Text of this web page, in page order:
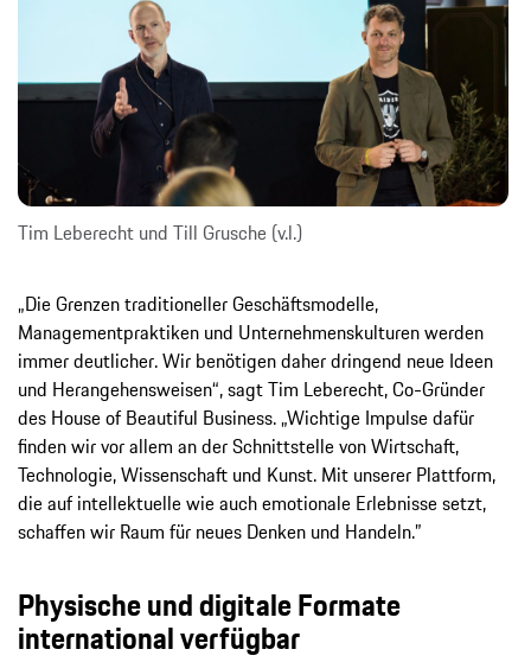
Tim Leberecht und Till Grusche (v.l.)
„Die Grenzen traditioneller Geschäftsmodelle,
Managementpraktiken und Unternehmenskulturen werden
immer deutlicher. Wir benötigen daher dringend neue Ideen
und Herangehensweisen“, sagt Tim Leberecht, Co-Gründer
des House of Beautiful Business. „Wichtige Impulse dafür
finden wir vor allem an der Schnittstelle von Wirtschaft,
Technologie, Wissenschaft und Kunst. Mit unserer Plattform,
die auf intellektuelle wie auch emotionale Erlebnisse setzt,
schaffen wir Raum für neues Denken und Handeln.”
Physische und digitale Formate
international verfügbar